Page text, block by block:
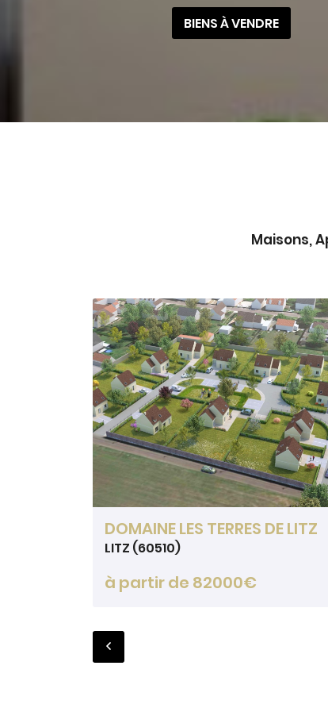
BIENS À VENDRE
Maisons,
DOMAINE LES TERRES DE LITZ
LITZ (60510)
à partir de 82000€